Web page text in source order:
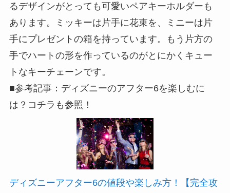
るデザインがとっても可愛いペアキーホルダーも
あります。ミッキーは片手に花束を、ミニーは片
手にプレゼントの箱を持っています。もう片方の
手でハートの形を作っているのがとにかくキュー
トなキーチェーンです。
■参考記事：ディズニーのアフター6を楽しむに
は？コチラも参照！
ディズニーアフター6の値段や楽しみ方！【完全攻